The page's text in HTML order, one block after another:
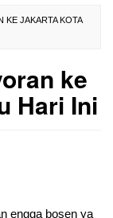
KE JAKARTA KOTA
ke
Hari Ini
engga bosen ya